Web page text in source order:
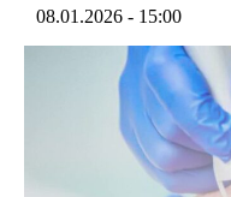
08.01.2026 - 15:00